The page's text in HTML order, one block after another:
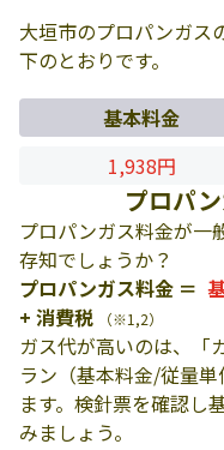
大垣市のプロパンガス
下のとおりです。
基本料金
1,938円
プロパ
プロパンガス料金が一
存知でしょうか？
プロパンガス料金 ＝
+ 消費税
（※1,2）
ガス代が高いのは、「
ラン（基本料金/従量
ます。検針票を確認し
みましょう。